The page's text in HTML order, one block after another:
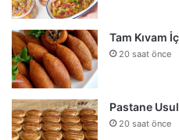
Tam Kıvam
20 saat önce
Pastane
20 saat önce